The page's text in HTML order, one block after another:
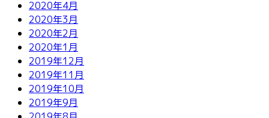
2020年4月
2020年3月
2020年2月
2020年1月
2019年12月
2019年11月
2019年10月
2019年9月